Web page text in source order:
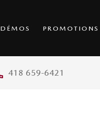
DÉMOS PROMOTIONS
418 659-6421